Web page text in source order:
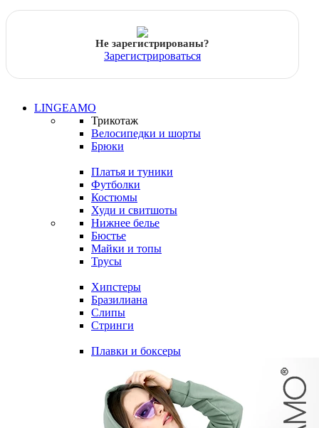
Не зарегистрированы?
Зарегистрироваться
LINGEAMO
Трикотаж
Велосипедки и шорты
Брюки
Платья и туники
Футболки
Костюмы
Худи и свитшоты
Нижнее белье
Бюстье
Майки и топы
Трусы
Хипстеры
Бразилиана
Слипы
Стринги
Плавки и боксеры